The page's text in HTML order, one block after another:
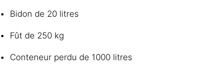
Bidon de 20 litres
Fût de 250 kg
Conteneur perdu de 1000 litres